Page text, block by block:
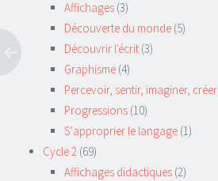
Affichages (3)
Découverte du monde (5)
Découvrir l'écrit (3)
Graphisme (4)
Percevoir, sentir, imaginer, créer
Progressions (10)
S'approprier le langage (1)
Cycle 2 (69)
Affichages didactiques (2)